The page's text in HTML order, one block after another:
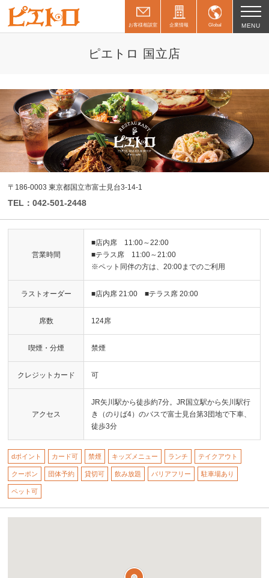
お客様相談室 企業情報 Global MENU
ピエトロ 国立店
〒186-0003 東京都国立市富士見台3-14-1
TEL：042-501-2448
営業時間
■店内席 11:00～22:00
■テラス席 11:00～21:00
※ペット同伴の方は、20:00までのご利用
ラストオーダー ■店内席 21:00 ■テラス席 20:00
席数 124席
喫煙・分煙 禁煙
クレジットカード 可
アクセス
JR矢川駅から徒歩約7分。JR国立駅から矢川駅行
き（のりば4）のバスで富士見台第3団地で下車、
徒歩3分
dポイント カード可 禁煙 キッズメニュー ランチ テイクアウト
クーポン 団体予約 貸切可 飲み放題 バリアフリー 駐車場あり
ペット可